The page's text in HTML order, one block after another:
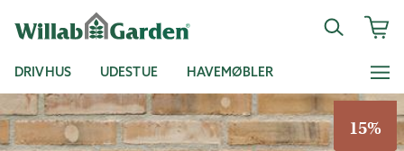
DRIVHUS UDESTUE HAVEMØBLER
15%